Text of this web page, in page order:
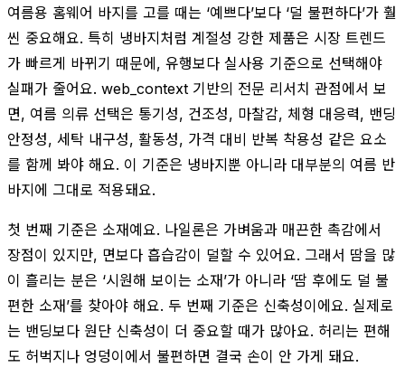
여름용 홈웨어 바지를 고를 때는 ‘예쁘다’보다 ‘덜 불편하다’가 훨
씬 중요해요. 특히 냉바지처럼 계절성 강한 제품은 시장 트렌드
가 빠르게 바뀌기 때문에, 유행보다 실사용 기준으로 선택해야
실패가 줄어요. web_context 기반의 전문 리서치 관점에서 보
면, 여름 의류 선택은 통기성, 건조성, 마찰감, 체형 대응력, 밴딩
안정성, 세탁 내구성, 활동성, 가격 대비 반복 착용성 같은 요소
를 함께 봐야 해요. 이 기준은 냉바지뿐 아니라 대부분의 여름 반
바지에 그대로 적용돼요.
첫 번째 기준은 소재예요. 나일론은 가벼움과 매끈한 촉감에서
장점이 있지만, 면보다 흡습감이 덜할 수 있어요. 그래서 땀을 많
이 흘리는 분은 ‘시원해 보이는 소재’가 아니라 ‘땀 후에도 덜 불
편한 소재’를 찾아야 해요. 두 번째 기준은 신축성이에요. 실제로
는 밴딩보다 원단 신축성이 더 중요할 때가 많아요. 허리는 편해
도 허벅지나 엉덩이에서 불편하면 결국 손이 안 가게 돼요.